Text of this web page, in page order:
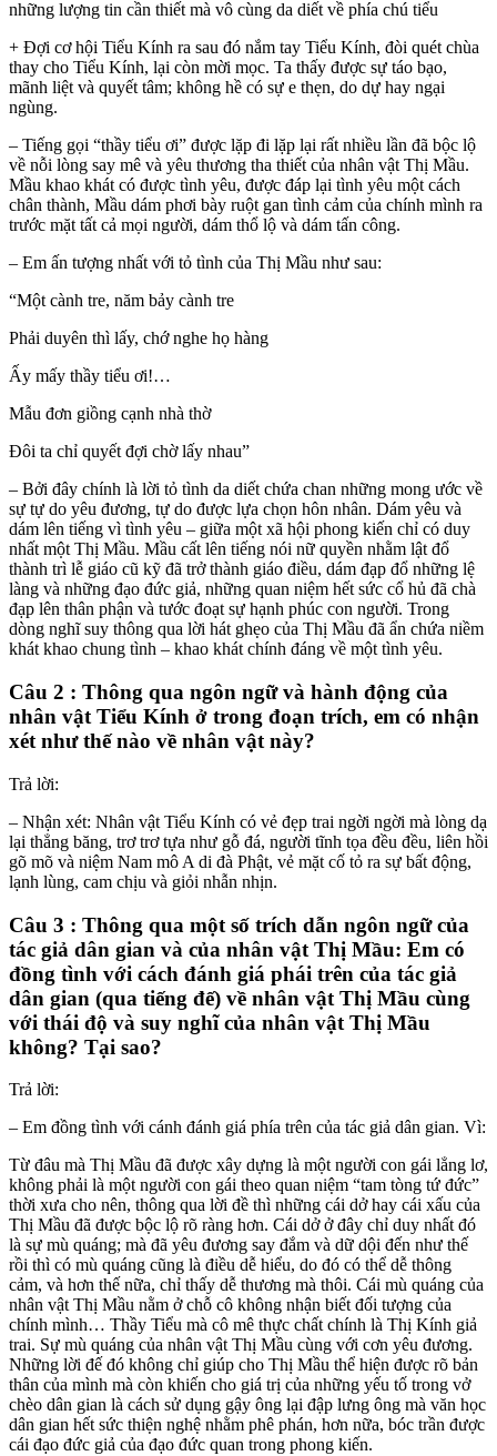
những lượng tin cần thiết mà vô cùng da diết về phía chú tiểu
+ Đợi cơ hội Tiểu Kính ra sau đó nắm tay Tiểu Kính, đòi quét chùa
thay cho Tiểu Kính, lại còn mời mọc. Ta thấy được sự táo bạo,
mãnh liệt và quyết tâm; không hề có sự e thẹn, do dự hay ngại
ngùng.
– Tiếng gọi “thầy tiểu ơi” được lặp đi lặp lại rất nhiều lần đã bộc lộ
về nỗi lòng say mê và yêu thương tha thiết của nhân vật Thị Mầu.
Mầu khao khát có được tình yêu, được đáp lại tình yêu một cách
chân thành, Mầu dám phơi bày ruột gan tình cảm của chính mình ra
trước mặt tất cả mọi người, dám thổ lộ và dám tấn công.
– Em ấn tượng nhất với tỏ tình của Thị Mầu như sau:
“Một cành tre, năm bảy cành tre
Phải duyên thì lấy, chớ nghe họ hàng
Ấy mấy thầy tiểu ơi!…
Mẫu đơn giồng cạnh nhà thờ
Đôi ta chỉ quyết đợi chờ lấy nhau”
– Bởi đây chính là lời tỏ tình da diết chứa chan những mong ước về
sự tự do yêu đương, tự do được lựa chọn hôn nhân. Dám yêu và
dám lên tiếng vì tình yêu – giữa một xã hội phong kiến chỉ có duy
nhất một Thị Mầu. Mầu cất lên tiếng nói nữ quyền nhằm lật đổ
thành trì lễ giáo cũ kỹ đã trở thành giáo điều, dám đạp đổ những lệ
làng và những đạo đức giả, những quan niệm hết sức cổ hủ đã chà
đạp lên thân phận và tước đoạt sự hạnh phúc con người. Trong
dòng nghĩ suy thông qua lời hát ghẹo của Thị Mầu đã ẩn chứa niềm
khát khao chung tình – khao khát chính đáng về một tình yêu.
Câu 2 : Thông qua ngôn ngữ và hành động của
nhân vật Tiểu Kính ở trong đoạn trích, em có nhận
xét như thế nào về nhân vật này?
Trả lời:
– Nhận xét: Nhân vật Tiểu Kính có vẻ đẹp trai ngời ngời mà lòng dạ
lại thẳng băng, trơ trơ tựa như gỗ đá, người tĩnh tọa đều đều, liên hồi
gõ mõ và niệm Nam mô A di đà Phật, vẻ mặt cố tỏ ra sự bất động,
lạnh lùng, cam chịu và giỏi nhẫn nhịn.
Câu 3 : Thông qua một số trích dẫn ngôn ngữ của
tác giả dân gian và của nhân vật Thị Mầu: Em có
đồng tình với cách đánh giá phái trên của tác giả
dân gian (qua tiếng đế) về nhân vật Thị Mầu cùng
với thái độ và suy nghĩ của nhân vật Thị Mầu
không? Tại sao?
Trả lời:
– Em đồng tình với cánh đánh giá phía trên của tác giả dân gian. Vì:
Từ đâu mà Thị Mầu đã được xây dựng là một người con gái lẳng lơ,
không phải là một người con gái theo quan niệm “tam tòng tứ đức”
thời xưa cho nên, thông qua lời đề thì những cái dở hay cái xấu của
Thị Mầu đã được bộc lộ rõ ràng hơn. Cái dở ở đây chỉ duy nhất đó
là sự mù quáng; mà đã yêu đương say đắm và dữ dội đến như thế
rồi thì có mù quáng cũng là điều dễ hiểu, do đó có thể dễ thông
cảm, và hơn thế nữa, chỉ thấy dễ thương mà thôi. Cái mù quáng của
nhân vật Thị Mầu nằm ở chỗ cô không nhận biết đối tượng của
chính mình… Thầy Tiểu mà cô mê thực chất chính là Thị Kính giả
trai. Sự mù quáng của nhân vật Thị Mầu cùng với cơn yêu đương.
Những lời đế đó không chỉ giúp cho Thị Mầu thể hiện được rõ bản
thân của mình mà còn khiến cho giá trị của những yếu tố trong vở
chèo dân gian là cách sử dụng gậy ông lại đập lưng ông mà văn học
dân gian hết sức thiện nghệ nhằm phê phán, hơn nữa, bóc trần được
cái đạo đức giả của đạo đức quan trong phong kiến.